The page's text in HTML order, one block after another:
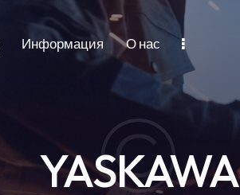
Информация О нас
YASKAWA